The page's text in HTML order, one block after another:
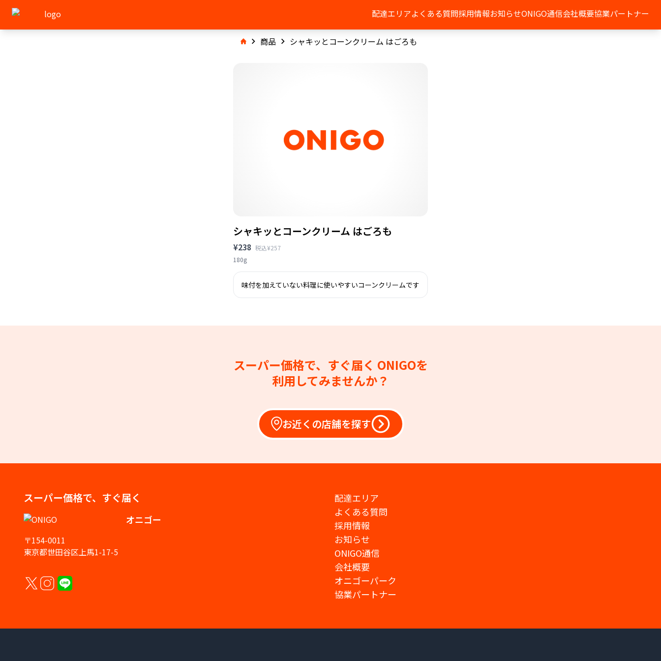
配達エリアよくある質問採用情報お知らせONIGO通信会社概要協業パートナー
商品 シャキッとコーンクリーム はごろも
シャキッとコーンクリーム はごろも
¥238 税込¥257
180g
味付を加えていない料理に使いやすいコーンクリームです
スーパー価格で、すぐ届く ONIGOを
利用してみませんか？
お近くの店舗を探す
スーパー価格で、すぐ届く
オニゴー
〒154-0011
東京都世田谷区上馬1-17-5
配達エリア
よくある質問
採用情報
お知らせ
ONIGO通信
会社概要
オニゴーパーク
協業パートナー